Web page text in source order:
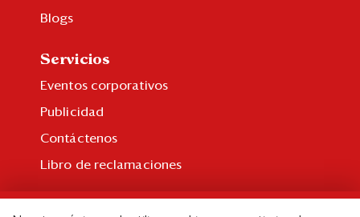
Blogs
Servicios
Eventos corporativos
Publicidad
Contáctenos
Libro de reclamaciones